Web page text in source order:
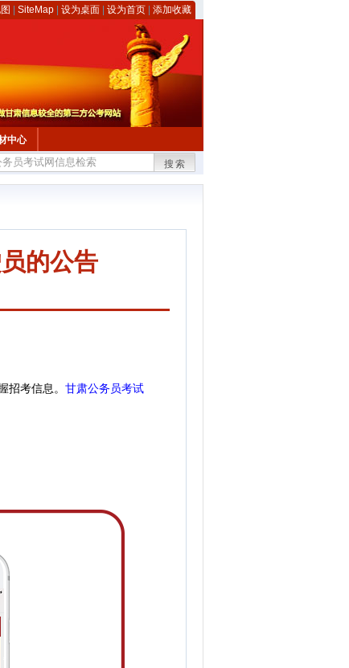
SiteMap 设为桌面 设为首页 添加收藏
中心
搜索
的公告
招考信息。 甘肃公务员考试